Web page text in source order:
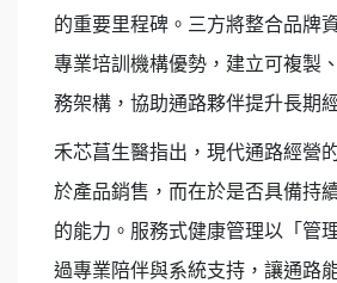
的重要里程碑。三方將整合品牌
專業培訓機構優勢，建立可複製
務架構，協助通路夥伴提升長期
禾芯菖生醫指出，現代通路經營
於產品銷售，而在於是否具備持
的能力。服務式健康管理以「管
過專業陪伴與系統支持，讓通路